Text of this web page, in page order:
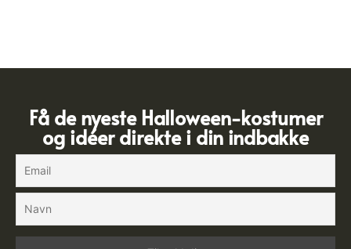
Få de nyeste Halloween-kostumer
og idéer direkte i din indbakke